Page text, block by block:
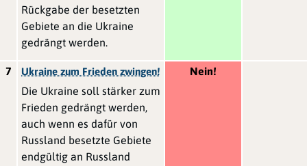
Rückgabe der besetzten
Gebiete an die Ukraine
gedrängt werden.
7 Ukraine zum Frieden zwingen!
Die Ukraine soll stärker zum
Frieden gedrängt werden,
auch wenn es dafür von
Russland besetzte Gebiete
endgültig an Russland
Nein!